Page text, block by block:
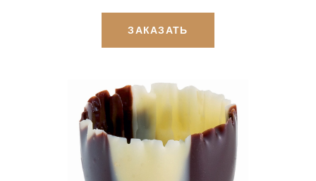
ЗАКАЗАТЬ